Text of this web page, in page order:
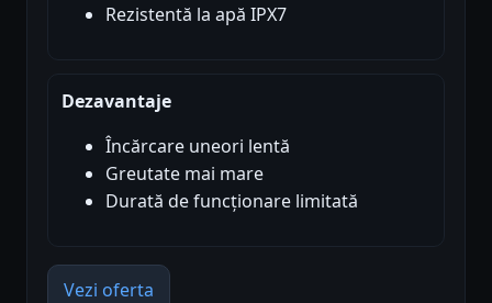
Rezistentă la apă IPX7
Dezavantaje
Încărcare uneori lentă
Greutate mai mare
Durată de funcționare limitată
Vezi oferta